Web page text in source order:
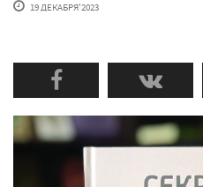
19 ДЕКАБРЯ'2023